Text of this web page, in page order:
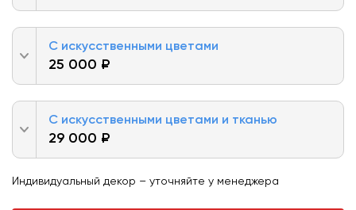
С искусственными цветами
25 000 ₽
С искусственными цветами и тканью
29 000 ₽
Индивидуальный декор – уточняйте у менеджера